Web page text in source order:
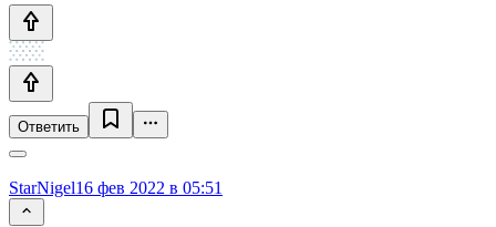
Ответить
StarNigel16 фев 2022 в 05:51